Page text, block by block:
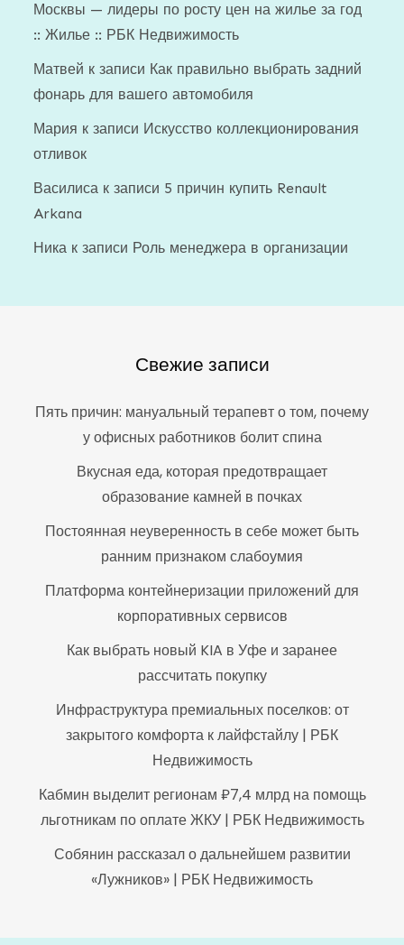
Москвы — лидеры по росту цен на жилье за год
:: Жилье :: РБК Недвижимость
Матвей к записи Как правильно выбрать задний
фонарь для вашего автомобиля
Мария к записи Искусство коллекционирования
отливок
Василиса к записи 5 причин купить Renault
Arkana
Ника к записи Роль менеджера в организации
Свежие записи
Пять причин: мануальный терапевт о том, почему
у офисных работников болит спина
Вкусная еда, которая предотвращает
образование камней в почках
Постоянная неуверенность в себе может быть
ранним признаком слабоумия
Платформа контейнеризации приложений для
корпоративных сервисов
Как выбрать новый KIA в Уфе и заранее
рассчитать покупку
Инфраструктура премиальных поселков: от
закрытого комфорта к лайфстайлу | РБК
Недвижимость
Кабмин выделит регионам ₽7,4 млрд на помощь
льготникам по оплате ЖКУ | РБК Недвижимость
Собянин рассказал о дальнейшем развитии
«Лужников» | РБК Недвижимость